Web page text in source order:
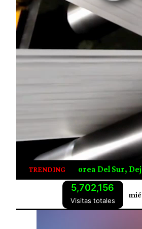
TRENDING
Y Activando Alerta Máxima En
Visitas totales
5,702,156